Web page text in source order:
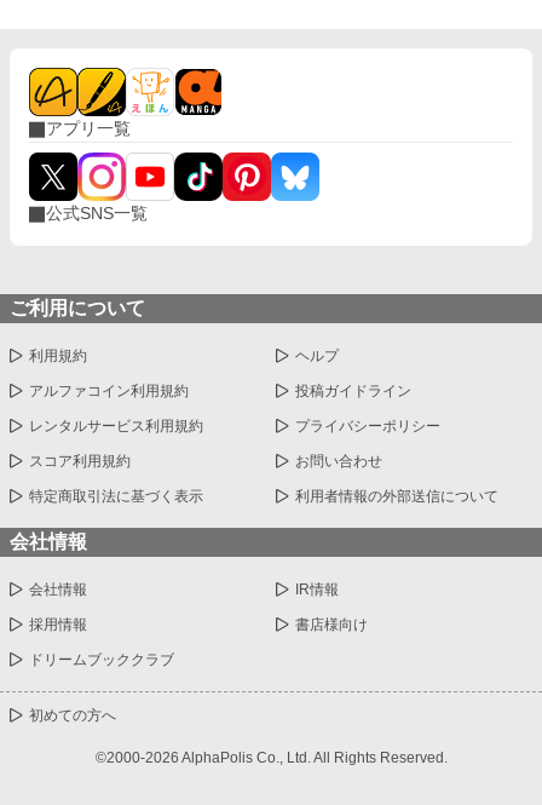
アプリ一覧
公式SNS一覧
ご利用について
利用規約 ヘルプ
アルファコイン利用規約 投稿ガイドライン
レンタルサービス利用規約 プライバシーポリシー
スコア利用規約 お問い合わせ
特定商取引法に基づく表示 利用者情報の外部送信について
会社情報
会社情報 IR情報
採用情報 書店様向け
ドリームブッククラブ
初めての方へ
©2000-2026 AlphaPolis Co., Ltd. All Rights Reserved.